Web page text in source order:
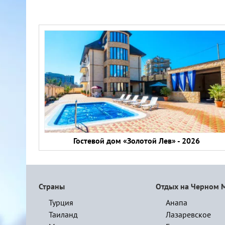
Гостевой дом «Золотой Лев» - 2026
Страны
Турция
Таиланд
Отдых на Черном
Анапа
Лазаревское